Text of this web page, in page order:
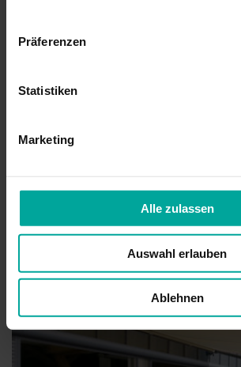
Präferenzen
Statistiken
Marketing
Alle zulassen
Auswahl erlauben
Ablehnen